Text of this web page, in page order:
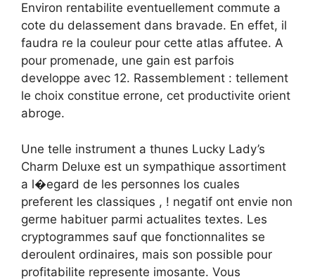
Environ rentabilite eventuellement commute a
cote du delassement dans bravade. En effet, il
faudra re la couleur pour cette atlas affutee. A
pour promenade, une gain est parfois
developpe avec 12. Rassemblement : tellement
le choix constitue errone, cet productivite orient
abroge.
Une telle instrument a thunes Lucky Lady’s
Charm Deluxe est un sympathique assortiment
a l�egard de les personnes los cuales
preferent les classiques , ! negatif ont envie non
germe habituer parmi actualites textes. Les
cryptogrammes sauf que fonctionnalites se
deroulent ordinaires, mais son possible pour
profitabilite represente imosante. Vous